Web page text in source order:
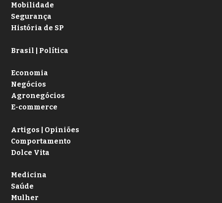
Mobilidade
Segurança
História de SP
Brasil | Política
Economia
Negócios
Agronegócios
E-commerce
Artigos | Opiniões
Comportamento
Dolce Vita
Medicina
Saúde
Mulher